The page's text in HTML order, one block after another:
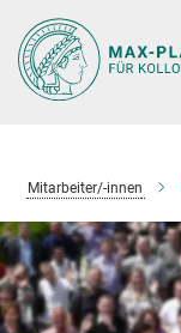
Hauptinhalt
Mitarbeiter/-innen